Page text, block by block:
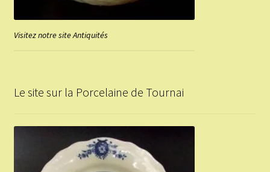
Visitez notre site Antiquités
Le site sur la Porcelaine de Tournai